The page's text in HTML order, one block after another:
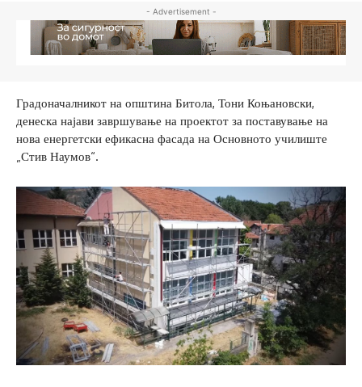
- Advertisement -
Градоначалникот на општина Битола, Тони Коњановски,
денеска најави завршување на проектот за поставување на
нова енергетски ефикасна фасада на Основното училиште
„Стив Наумов“.